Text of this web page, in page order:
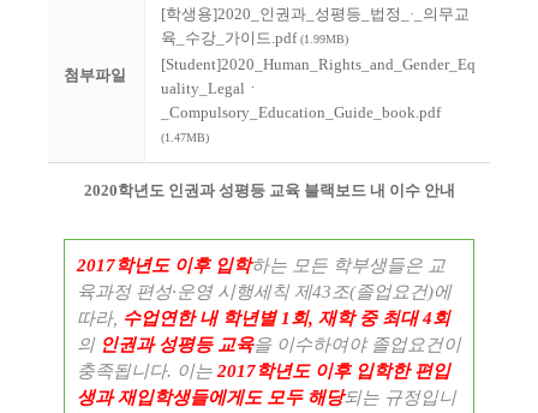
첨부파일
[학생용]2020_인권과_성평등_법정_·_의무교
육_수강_가이드.pdf(1.99MB)
[Student]2020_Human_Rights_and_Gender_Eq
uality_Legalㆍ
_Compulsory_Education_Guide_book.pdf
(1.47MB)
2020학년도 인권과 성평등 교육 블랙보드 내 이수 안내
2017학년도 이후 입학하는 모든 학부생들은 교
육과정 편성·운영 시행세칙 제43조(졸업요건)에
따라, 수업연한 내 학년별 1회, 재학 중 최대 4회
의 인권과 성평등 교육을 이수하여야 졸업요건이
충족됩니다. 이는2017학년도 이후 입학한 편입
생과 재입학생들에게도 모두 해당되는 규정입니